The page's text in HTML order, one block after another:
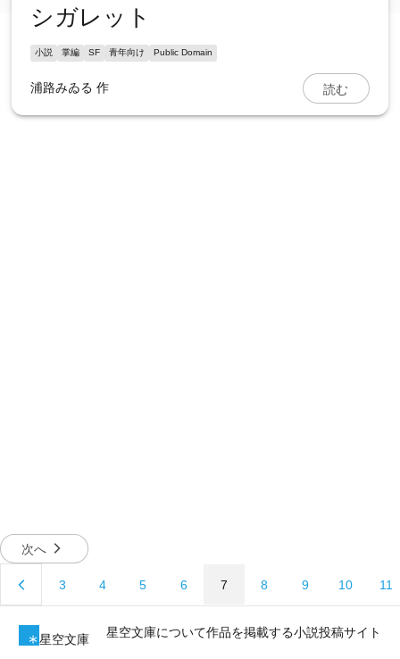
シガレット
小説 掌編 SF 青年向け Public Domain
浦路みゐる 作 読む
次へ
3 4 5 6 7 8 9 10 11
星空文庫 星空文庫について作品を掲載する小説投稿サイト